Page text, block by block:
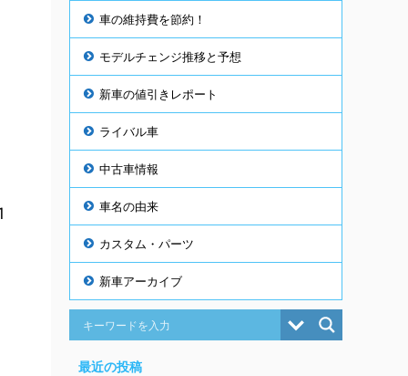
車の維持費を節約！
モデルチェンジ推移と予想
新車の値引きレポート
ライバル車
中古車情報
車名の由来
カスタム・パーツ
新車アーカイブ
最近の投稿